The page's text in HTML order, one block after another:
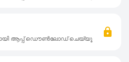
ആപ്പ് ഡൌൺലോഡ് ചെയ്യൂ